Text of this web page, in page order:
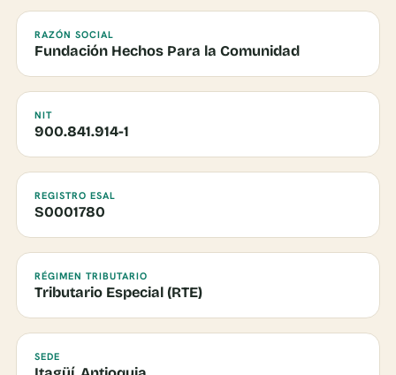
RAZÓN SOCIAL
Fundación Hechos Para la Comunidad
NIT
900.841.914-1
REGISTRO ESAL
S0001780
RÉGIMEN TRIBUTARIO
Tributario Especial (RTE)
SEDE